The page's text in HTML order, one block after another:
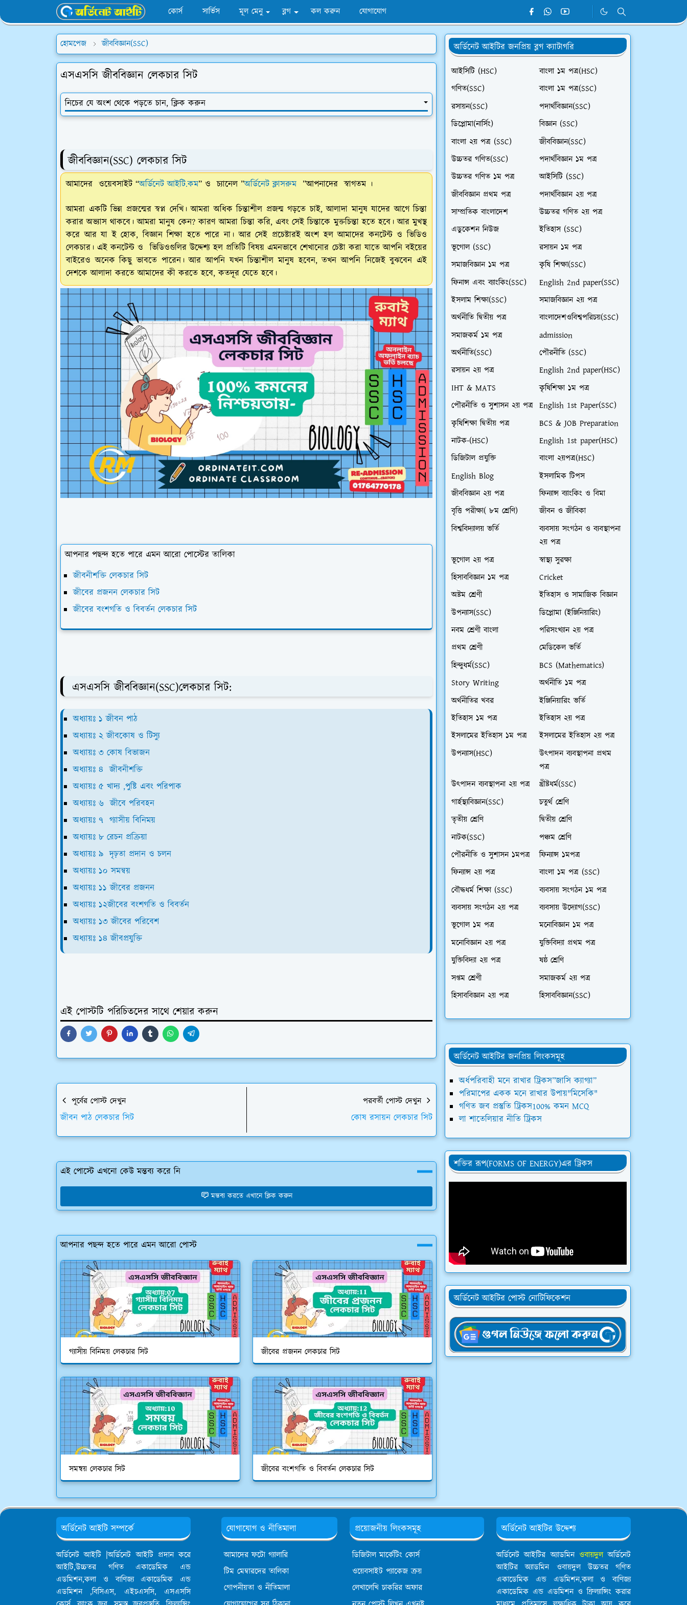
কোর্স সার্ভিস মূল মেনু ব্লগ কল করুন যোগাযোগ
হোমপেজ জীববিজ্ঞান(SSC)
এসএসসি জীববিজ্ঞান লেকচার সিট
নিচের যে অংশ থেকে পড়তে চান, ক্লিক করুন
জীববিজ্ঞান(SSC) লেকচার সিট
আমাদের ওয়েবসাইট “অর্ডিনেট আইটি.কম” ও চ্যানেল ”অর্ডিনেট ক্লাসরুম ”আপনাদের স্বাগতম ।
আমরা একটি ভিন্ন প্রজন্মের স্বপ্ন দেখি। আমরা অধিক চিন্তাশীল প্রজন্ম গড়তে চাই, আলাদা মানুষ যাদের আগে চিন্তা
করার অভ্যাস থাকবে। আমরা মানুষ কেন? কারণ আমরা চিন্তা করি, এবং সেই চিন্তাকে মুক্তচিন্তা হতে হবে। আর মুখস্থ
করে আর যা ই হোক, বিজ্ঞান শিক্ষা হতে পারে না। আর সেই প্রচেষ্টারই অংশ হল আমাদের কনটেন্ট ও ভিডিও
লেকচার। এই কনটেন্ট ও ভিডিওগুলির উদ্দেশ্য হল প্রতিটি বিষয় এমনভাবে শেখানোর চেষ্টা করা যাতে আপনি বইয়ের
বাইরেও অনেক কিছু ভাবতে পারেন। আর আপনি যখন চিন্তাশীল মানুষ হবেন, তখন আপনি নিজেই বুঝবেন এই
দেশকে আলাদা করতে আমাদের কী করতে হবে, কতদূর যেতে হবে।
আপনার পছন্দ হতে পারে এমন আরো পোস্টের তালিকা
জীবনীশক্তি লেকচার সিট
জীবের প্রজনন লেকচার সিট
জীবের বংশগতি ও বিবর্তন লেকচার সিট
এসএসসি জীববিজ্ঞান(SSC)লেকচার সিট:
অধ্যায়ঃ ১ জীবন পাঠ
অধ্যায়ঃ ২ জীবকোষ ও টিস্যু
অধ্যায়ঃ ৩ কোষ বিভাজন
অধ্যায়ঃ ৪ জীবনীশক্তি
অধ্যায়ঃ ৫ খাদ্য ,পুষ্টি এবং পরিপাক
অধ্যায়ঃ ৬ জীবে পরিবহন
অধ্যায়ঃ ৭ গ্যাসীয় বিনিময়
অধ্যায়ঃ ৮ রেচন প্রক্রিয়া
অধ্যায়ঃ ৯ দৃঢ়তা প্রদান ও চলন
অধ্যায়ঃ ১০ সমন্বয়
অধ্যায়ঃ ১১ জীবের প্রজনন
অধ্যায়ঃ ১২জীবের বংশগতি ও বিবর্তন
অধ্যায়ঃ ১৩ জীবের পরিবেশ
অধ্যায়ঃ ১৪ জীবপ্রযুক্তি
এই পোস্টটি পরিচিতদের সাথে শেয়ার করুন
পূর্বের পোস্ট দেখুন
জীবন পাঠ লেকচার সিট
পরবর্তী পোস্ট দেখুন
কোষ রসায়ন লেকচার সিট
এই পোস্টে এখনো কেউ মন্তব্য করে নি
মন্তব্য করতে এখানে ক্লিক করুন
আপনার পছন্দ হতে পারে এমন আরো পোস্ট
গ্যাসীয় বিনিময় লেকচার সিট জীবের প্রজনন লেকচার সিট
সমন্বয় লেকচার সিট জীবের বংশগতি ও বিবর্তন লেকচার সিট
অর্ডিনেট আইটির জনপ্রিয় ব্লগ ক্যাটাগরি
আইসিটি (HSC)
বাংলা ১ম পত্র(HSC)
গণিত(SSC)
বাংলা ১ম পত্র(SSC)
রসায়ন(SSC)
পদার্থবিজ্ঞান(SSC)
ডিপ্লোমা(নার্সিং)
বিজ্ঞান (SSC)
বাংলা ২য় পত্র (SSC)
জীববিজ্ঞান(SSC)
উচ্চতর গণিত(SSC)
পদার্থবিজ্ঞান ১ম পত্র
উচ্চতর গণিত ১ম পত্র
আইসিটি (SSC)
জীববিজ্ঞান প্রথম পত্র
পদার্থবিজ্ঞান ২য় পত্র
সাম্প্রতিক বাংলাদেশ
উচ্চতর গণিত ২য় পত্র
এডুকেশন নিউজ
ইতিহাস (SSC)
ভূগোল (SSC)
রসায়ন ১ম পত্র
সমাজবিজ্ঞান ১ম পত্র
কৃষি শিক্ষা(SSC)
ফিনান্স এবং ব্যাংকিং(SSC)
English 2nd paper(SSC)
ইসলাম শিক্ষা(SSC)
সমাজবিজ্ঞান ২য় পত্র
অর্থনীতি দ্বিতীয় পত্র
বাংলাদেশওবিশ্বপরিচয়(SSC)
সমাজকর্ম ১ম পত্র
admission
অর্থনীতি(SSC)
পৌরনীতি (SSC)
রসায়ন ২য় পত্র
English 2nd paper(HSC)
IHT & MATS
কৃষিশিক্ষা ১ম পত্র
পৌরনীতি ও সুশাসন ২য় পত্র English 1st Paper(SSC)
কৃষিশিক্ষা দ্বিতীয় পত্র
BCS & JOB Preparation
নাটক-(HSC)
English 1st paper(HSC)
ডিজিটাল প্রযুক্তি
বাংলা ২য়পত্র(HSC)
English Blog
ইসলামিক টিপস
জীববিজ্ঞান ২য় পত্র
ফিন্যান্স ব্যাংকিং ও বিমা
বৃত্তি পরীক্ষা( ৮ম শ্রেণি)
জীবন ও জীবিকা
বিশ্ববিদ্যালয় ভর্তি
ব্যবসায় সংগঠন ও ব্যবস্থাপনা
২য় পত্র
ভূগোল ২য় পত্র
স্বাস্থ্য সুরক্ষা
হিসাববিজ্ঞান ১ম পত্র
Cricket
অষ্টম শ্রেণী
ইতিহাস ও সামাজিক বিজ্ঞান
উপন্যাস(SSC)
ডিপ্লোমা (ইঞ্জিনিয়ারিং)
নবম শ্রেণী বাংলা
পরিসংখ্যান ২য় পত্র
প্রথম শ্রেণী
মেডিকেল ভর্তি
হিন্দুধর্ম(SSC)
BCS (Mathematics)
Story Writing
অর্থনীতি ১ম পত্র
অর্থনীতির খবর
ইঞ্জিনিয়ারিং ভর্তি
ইতিহাস ১ম পত্র
ইতিহাস ২য় পত্র
ইসলামের ইতিহাস ১ম পত্র
ইসলামের ইতিহাস ২য় পত্র
উপন্যাস(HSC)
উৎপাদন ব্যবস্থাপনা প্রথম
পত্র
উৎপাদন ব্যবস্থাপনা ২য় পত্র
খ্রীষ্টধর্ম(SSC)
গার্হস্থ্যবিজ্ঞান(SSC)
চতুর্থ শ্রেণি
তৃতীয় শ্রেণি
দ্বিতীয় শ্রেণি
নাটক(SSC)
পঞ্চম শ্রেণি
পৌরনীতি ও সুশাসন ১মপত্র
ফিন্যান্স ১মপত্র
ফিন্যান্স ২য় পত্র
বাংলা ১ম পত্র (SSC)
বৌদ্ধধর্ম শিক্ষা (SSC)
ব্যবসায় সংগঠন ১ম পত্র
ব্যবসায় সংগঠন ২য় পত্র
ব্যবসায় উদ্যোগ(SSC)
ভূগোল ১ম পত্র
মনোবিজ্ঞান ১ম পত্র
মনোবিজ্ঞান ২য় পত্র
যুক্তিবিদ্যা প্রথম পত্র
যুক্তিবিদ্যা ২য় পত্র
ষষ্ঠ শ্রেণি
সপ্তম শ্রেণী
সমাজকর্ম ২য় পত্র
হিসাববিজ্ঞান ২য় পত্র
হিসাববিজ্ঞান(SSC)
অর্ডিনেট আইটির জনপ্রিয় লিংকসমূহ
অর্ধপরিবাহী মনে রাখার ট্রিকস”জাসি ক্যাগ্যা”
পরিমাপের একক মনে রাখার উপায়"মিসেকি"
গণিত জব প্রস্তুতি ট্রিকস100% কমন MCQ
লা শাতেলিয়ার নীতি ট্রিকস
শক্তির রূপ(FORMS OF ENERGY)এর ট্রিকস
অর্ডিনেট আইটির পোস্ট নোটিফিকেশন
অর্ডিনেট আইটি সম্পর্কে
অর্ডিনেট আইটি |অর্ডিনেট আইটি প্রদান করে
আইটি,উচ্চতর গণিত একাডেমিক এন্ড
এডমিশন,কলা ও বাণিজ্য একাডেমিক এন্ড
এডমিশন ,বিসিএস, এইচএসসি, এসএসসি
যোগাযোগ ও নীতিমালা
আমাদের ফটো গ্যালারি
টিম মেম্বারদের তালিকা
গোপনীয়তা ও নীতিমালা
প্রয়োজনীয় লিংকসমূহ
ডিজিটাল মার্কেটিং কোর্স
ওয়েবসাইট প্যাকেজ ক্রয়
লেখালেখি চাকরির অফার
অর্ডিনেট আইটির উদ্দেশ্য
অর্ডিনেট আইটির অ্যাডমিন ওবায়দুলঅর্ডিনেট
আইটির অ্যাডমিন ওবায়দুল উচ্চতর গণিত
একাডেমিক এন্ড এডমিশন,কলা ও বাণিজ্য
একাডেমিক এন্ড এডমিশন ও ফ্রিল্যান্সিং করার